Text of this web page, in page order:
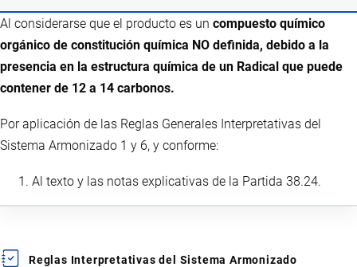
Al considerarse que el producto es un compuesto químico
orgánico de constitución química NO definida, debido a la
presencia en la estructura química de un Radical que puede
contener de 12 a 14 carbonos.
Por aplicación de las Reglas Generales Interpretativas del
Sistema Armonizado 1 y 6, y conforme:
Al texto y las notas explicativas de la Partida 38.24.
Reglas Interpretativas del Sistema Armonizado